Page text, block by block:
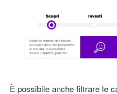
È possibile anche filtrare le